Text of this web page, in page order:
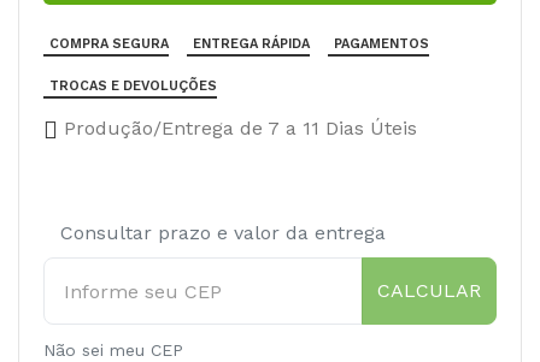
COMPRA SEGURA ENTREGA RÁPIDA PAGAMENTOS
TROCAS E DEVOLUÇÕES
Produção/Entrega de 7 a 11 Dias Úteis
Consultar prazo e valor da entrega
CALCULAR
Não sei meu CEP